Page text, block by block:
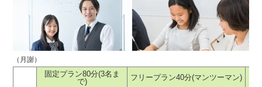
（月謝）
固定プラン80分(3名ま
で)
フリープラン40分(マンツーマン)